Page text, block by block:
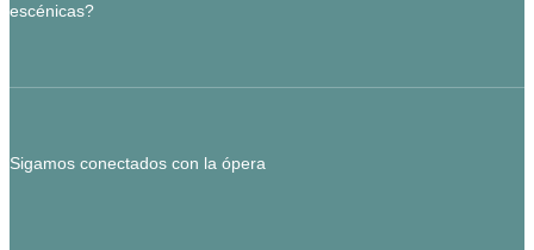
escénicas?
Sigamos conectados con la ópera